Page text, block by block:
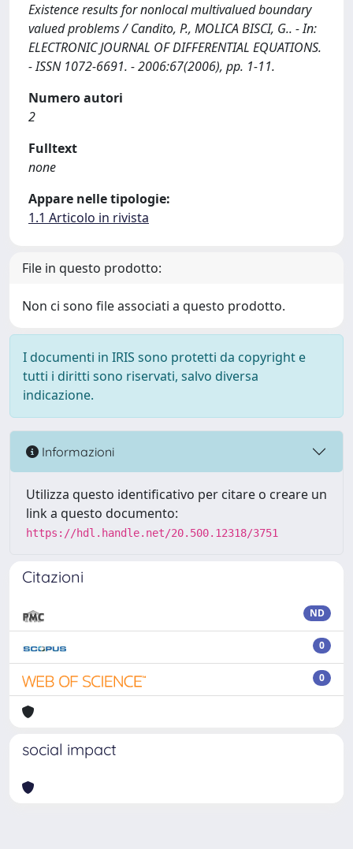
Existence results for nonlocal multivalued boundary
valued problems / Candito, P., MOLICA BISCI, G.. - In:
ELECTRONIC JOURNAL OF DIFFERENTIAL EQUATIONS.
- ISSN 1072-6691. - 2006:67(2006), pp. 1-11.
Numero autori
2
Fulltext
none
Appare nelle tipologie:
1.1 Articolo in rivista
File in questo prodotto:
Non ci sono file associati a questo prodotto.
I documenti in IRIS sono protetti da copyright e
tutti i diritti sono riservati, salvo diversa
indicazione.
Informazioni
Utilizza questo identificativo per citare o creare un
link a questo documento:
https://hdl.handle.net/20.500.12318/3751
Citazioni
ND
0
0
social impact